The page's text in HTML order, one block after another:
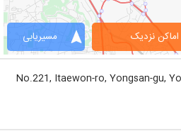
navigation مسیریابی اماکن نزدیک
No.221, Itaewon-ro, Yongsan-gu,